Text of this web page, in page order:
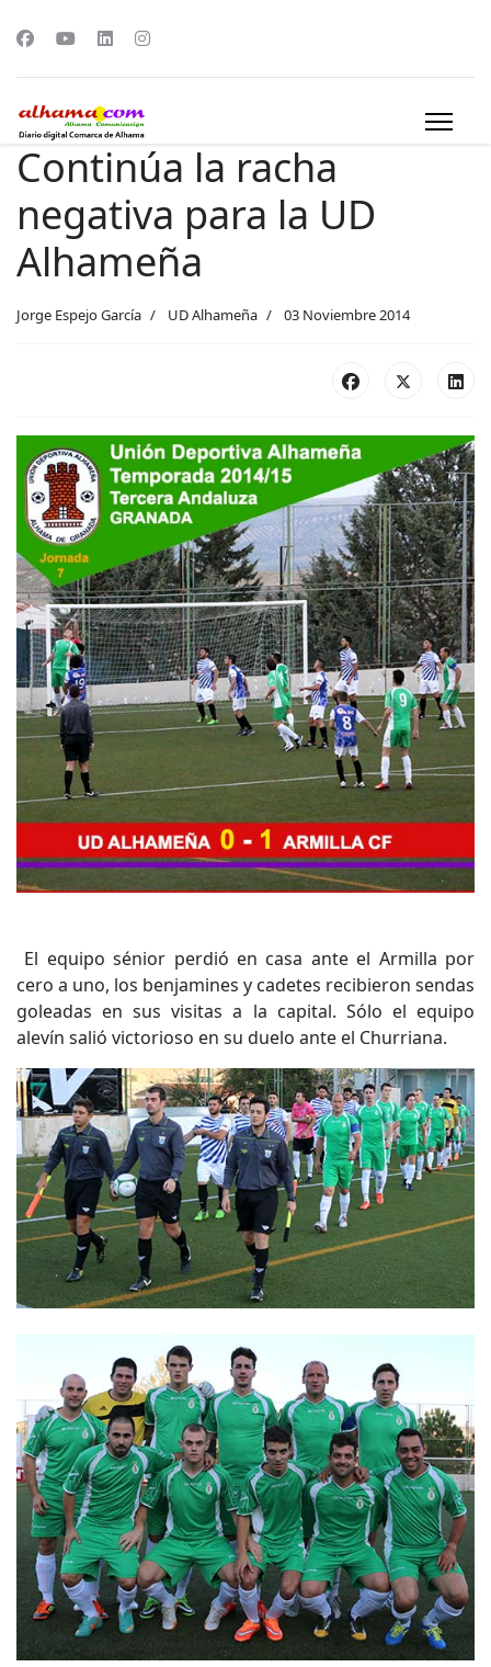
Continúa la racha
negativa para la UD
Alhameña
Jorge Espejo García UD Alhameña 03 Noviembre 2014
El equipo sénior perdió en casa ante el Armilla por
cero a uno, los benjamines y cadetes recibieron sendas
goleadas en sus visitas a la capital. Sólo el equipo
alevín salió victorioso en su duelo ante el Churriana.